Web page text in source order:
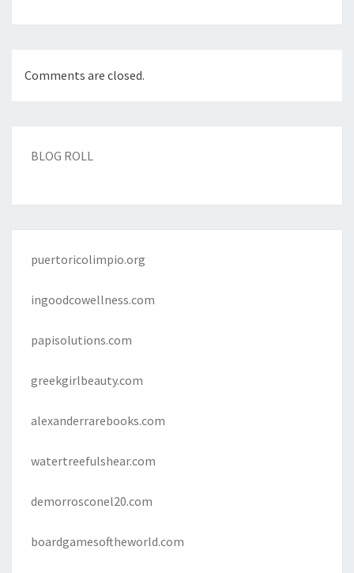
Comments are closed.
BLOG ROLL
puertoricolimpio.org
ingoodcowellness.com
papisolutions.com
greekgirlbeauty.com
alexanderrarebooks.com
watertreefulshear.com
demorrosconel20.com
boardgamesoftheworld.com